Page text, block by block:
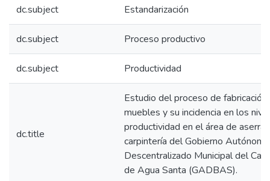
dc.subject Estandarización
dc.subject Proceso productivo
dc.subject Productividad
dc.title
Estudio del proceso de fabricación
muebles y su incidencia en los
productividad en el área de
carpintería del Gobierno Autónomo
Descentralizado Municipal del
de Agua Santa (GADBAS).